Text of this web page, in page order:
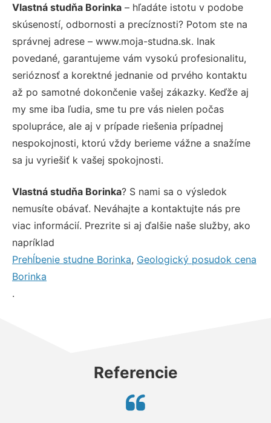
Vlastná studňa Borinka – hľadáte istotu v podobe
skúseností, odbornosti a precíznosti? Potom ste na
správnej adrese – www.moja-studna.sk. Inak
povedané, garantujeme vám vysokú profesionalitu,
serióznosť a korektné jednanie od prvého kontaktu
až po samotné dokončenie vašej zákazky. Keďže aj
my sme iba ľudia, sme tu pre vás nielen počas
spolupráce, ale aj v prípade riešenia prípadnej
nespokojnosti, ktorú vždy berieme vážne a snažíme
sa ju vyriešiť k vašej spokojnosti.
Vlastná studňa Borinka? S nami sa o výsledok
nemusíte obávať. Neváhajte a kontaktujte nás pre
viac informácií. Prezrite si aj ďalšie naše služby, ako
napríklad
Prehĺbenie studne Borinka, Geologický posudok cena
Borinka
.
Referencie